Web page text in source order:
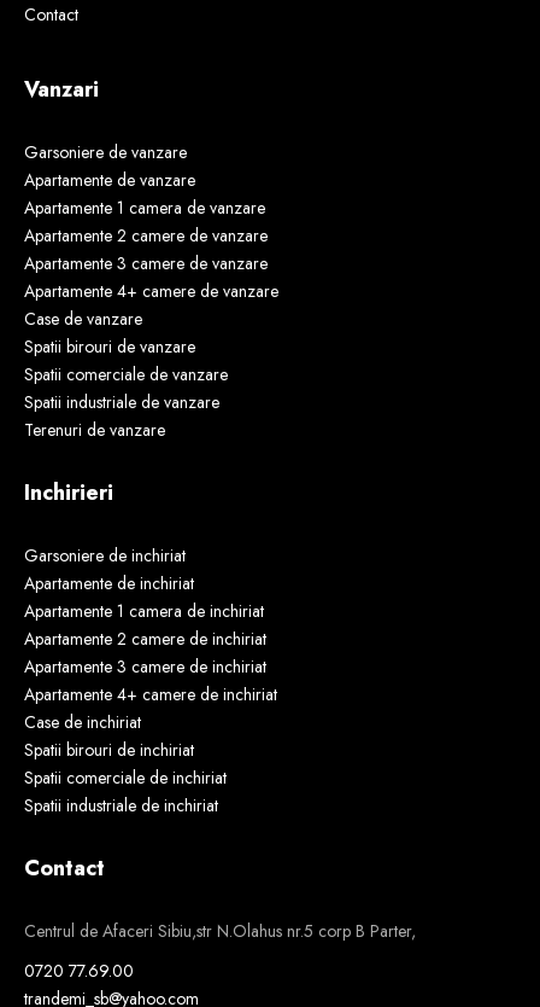
Contact
Vanzari
Garsoniere de vanzare
Apartamente de vanzare
Apartamente 1 camera de vanzare
Apartamente 2 camere de vanzare
Apartamente 3 camere de vanzare
Apartamente 4+ camere de vanzare
Case de vanzare
Spatii birouri de vanzare
Spatii comerciale de vanzare
Spatii industriale de vanzare
Terenuri de vanzare
Inchirieri
Garsoniere de inchiriat
Apartamente de inchiriat
Apartamente 1 camera de inchiriat
Apartamente 2 camere de inchiriat
Apartamente 3 camere de inchiriat
Apartamente 4+ camere de inchiriat
Case de inchiriat
Spatii birouri de inchiriat
Spatii comerciale de inchiriat
Spatii industriale de inchiriat
Contact
Centrul de Afaceri Sibiu,str N.Olahus nr.5 corp B Parter,
0720 77.69.00
trandemi_sb@yahoo.com